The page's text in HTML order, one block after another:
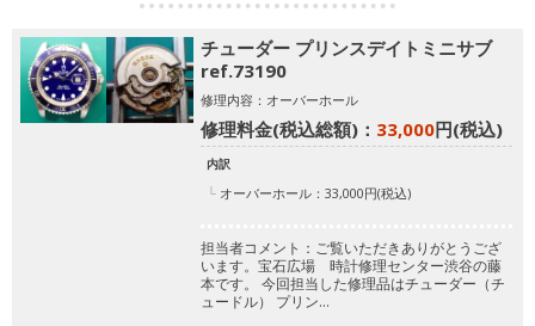
チューダー プリンスデイトミニサブ
ref.73190
修理内容：オーバーホール
修理料金(税込総額)： 33,000円(税込)
内訳
オーバーホール：33,000円(税込)
担当者コメント：ご覧いただきありがとうござ
います。宝石広場 時計修理センター渋谷の藤
本です。
今回担当した修理品はチューダー（チ
ュードル） プリン…